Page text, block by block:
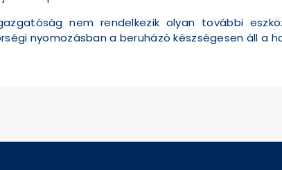
nem rendelkezik olyan további
nyomozásban a beruházó készségesen áll a